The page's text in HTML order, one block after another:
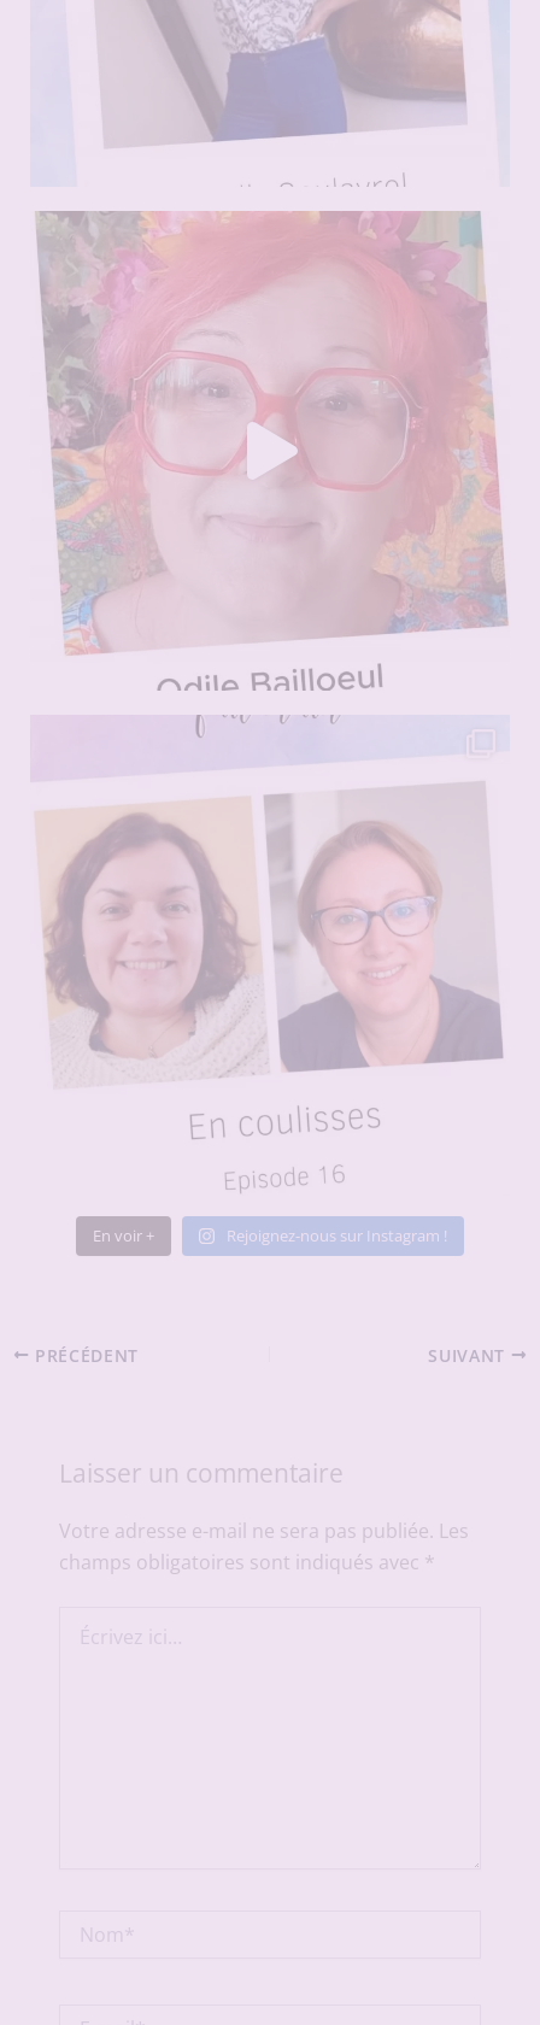
En voir + Rejoignez-nous sur Instagram !
PRÉCÉDENT SUIVANT
Laisser un commentaire
Votre adresse e-mail ne sera pas publiée. Les
champs obligatoires sont indiqués avec *
ici…